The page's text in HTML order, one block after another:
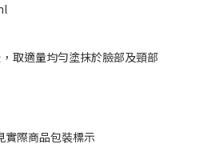
取適量均勻塗抹於臉部及頸部
實際商品包裝標示